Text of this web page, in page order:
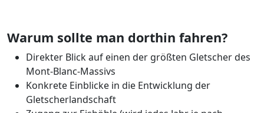
Warum sollte man dorthin fahren?
Direkter Blick auf einen der größten Gletscher des
Mont-Blanc-Massivs
Konkrete Einblicke in die Entwicklung der
Gletscherlandschaft